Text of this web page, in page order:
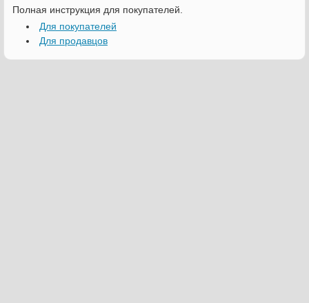
Полная инструкция для покупателей.
Для покупателей
Для продавцов